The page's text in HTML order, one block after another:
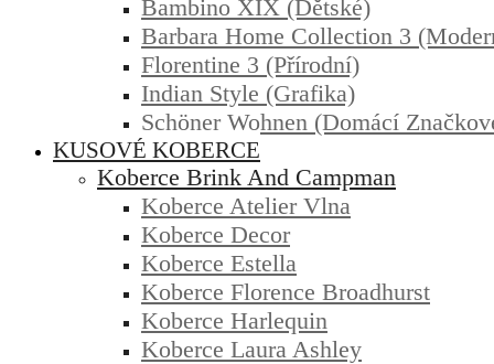
Bambino XIX (dětské)
Barbara Home Collection 3
Florentine 3 (přírodní)
Indian Style (grafika)
Schöner Wohnen (domácí
KUSOVÉ KOBERCE
Koberce Brink And Campman
Koberce Atelier Vlna
Koberce Decor
Koberce Estella
Koberce Florence Broadhurst
Koberce Harlequin
Koberce Laura Ashley